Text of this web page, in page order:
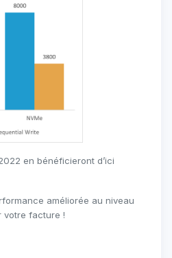
en bénéficieront d’ici
améliorée au niveau
votre facture !